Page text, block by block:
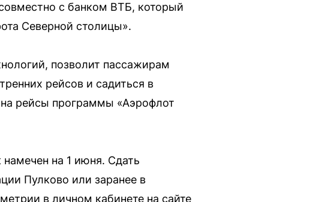
с банком ВТБ, который
Северной столицы».
позволит пассажирам
рейсов и садиться в
рейсы программы «Аэрофлот
на 1 июня. Сдать
Пулково или заранее в
в личном кабинете на сайте